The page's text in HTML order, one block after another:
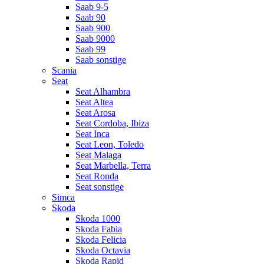
Saab 9-5
Saab 90
Saab 900
Saab 9000
Saab 99
Saab sonstige
Scania
Seat
Seat Alhambra
Seat Altea
Seat Arosa
Seat Cordoba, Ibiza
Seat Inca
Seat Leon, Toledo
Seat Malaga
Seat Marbella, Terra
Seat Ronda
Seat sonstige
Simca
Skoda
Skoda 1000
Skoda Fabia
Skoda Felicia
Skoda Octavia
Skoda Rapid